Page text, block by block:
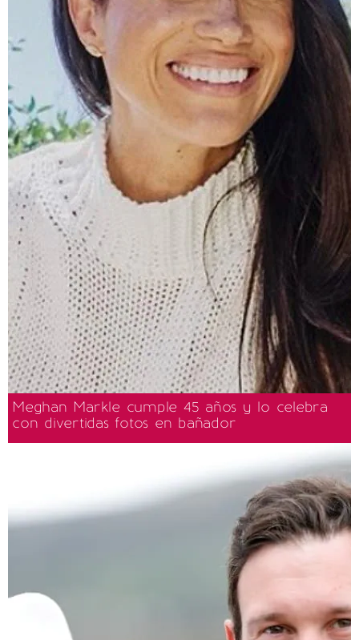
Meghan Markle cumple 45 años y lo celebra
con divertidas fotos en bañador